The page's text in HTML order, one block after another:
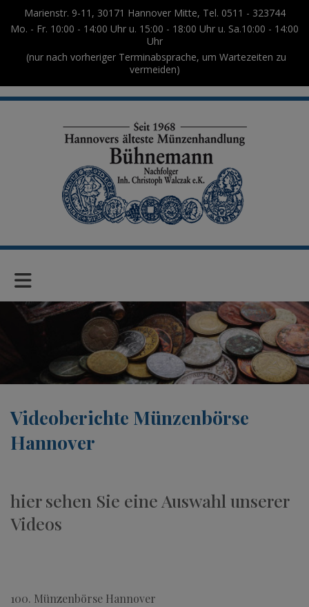
Marienstr. 9-11, 30171 Hannover Mitte, Tel. 0511 - 323744
Mo. - Fr. 10:00 - 14:00 Uhr u. 15:00 - 18:00 Uhr u. Sa.10:00 - 14:00
Uhr
(nur nach vorheriger Terminabsprache, um Wartezeiten zu
vermeiden)
Videoberichte Münzenbörse
Hannover
hier sehen Sie eine Auswahl unserer
Videos
100. Münzenbörse Hannover